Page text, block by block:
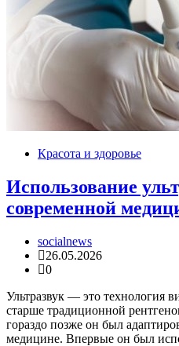
Красота и здоровье
Использование
современной
socialnews
26.05.2026
0
Ультразвук — это технология
старше традиционной
гораздо позже он был
медицине. Впервые он был